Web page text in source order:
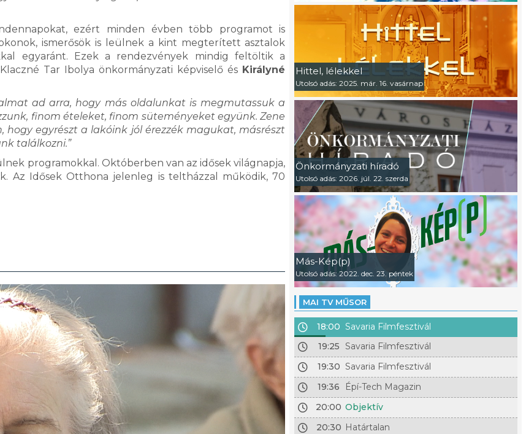
ezért minden évben több programot is
ismerősök is leülnek a kint megterített asztalok
egyaránt. Ezek a rendezvények mindig feltöltik a
Tar Ibolya önkormányzati képviselő és Királyné
ad arra, hogy más oldalunkat is megmutassuk a
finom ételeket, finom süteményeket együnk. Zene
hogy egyrészt a lakóink jól érezzék magukat, másrészt
találkozni.”
programokkal. Októberben van az idősek világnapja,
Az Idősek Otthona jelenleg is teltházzal működik, 70
Hittel, lélekkel
Utolsó adás: 2025. már. 16. vasárnap
Önkormányzati híradó
Utolsó adás: 2026. júl. 22. szerda
Más-Kép(p)
Utolsó adás: 2022. dec. 23. péntek
MAI TV MŰSOR
18:00 Savaria Filmfesztivál
19:25
Savaria Filmfesztivál
19:30 Savaria Filmfesztivál
19:36
Épí-Tech Magazin
20:00 Objektív
20:30 Határtalan